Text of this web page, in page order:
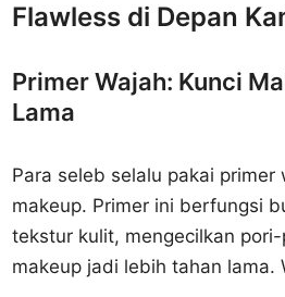
Flawless di Depan
Primer Wajah: Kunci
Lama
Para seleb selalu pakai primer
makeup. Primer ini berfungsi
tekstur kulit, mengecilkan
makeup jadi lebih tahan lama.